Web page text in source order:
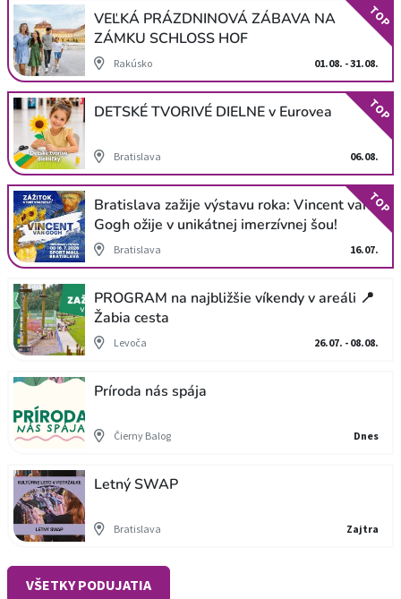
VEĽKÁ PRÁZDNINOVÁ ZÁBAVA NA
ZÁMKU SCHLOSS HOF
Rakúsko 01.08. - 31.08.
TOP
DETSKÉ TVORIVÉ DIELNE v Eurovea
Bratislava 06.08.
TOP
Bratislava zažije výstavu roka: Vincent van
Gogh ožije v unikátnej imerzívnej šou!
Bratislava 16.07.
TOP
PROGRAM na najbližšie víkendy v areáli 📍
Žabia cesta
Levoča 26.07. - 08.08.
Príroda nás spája
Čierny Balog Dnes
Letný SWAP
Bratislava Zajtra
VŠETKY PODUJATIA